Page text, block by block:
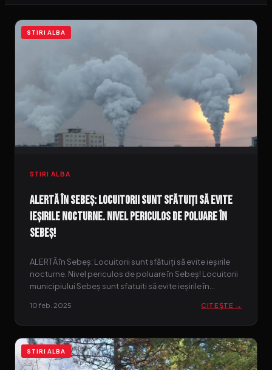
STIRI ALBA
STIRI ALBA
ALERTĂ în Sebeș: Locuitorii sunt sfătuiți să evite
ieșirile nocturne. Nivel periculos de poluare în
Sebeș!
ALERTĂ în Sebeș: Locuitorii sunt sfătuiți să evite ieșirile
nocturne. Nivel periculos de poluare în Sebeș! Locuitorii
municipiului Sebeș sunt sfatuiti să evite ieșirile în…
10 feb. 2025 CITEȘTE →
STIRI ALBA